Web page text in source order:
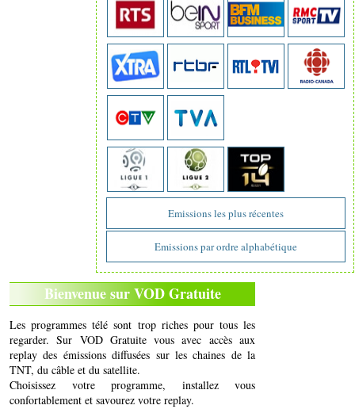
Emissions les plus récentes
Emissions par ordre alphabétique
Bienvenue sur VOD Gratuite
Les programmes télé sont trop riches pour tous les
regarder. Sur VOD Gratuite vous avec accès aux
replay des émissions diffusées sur les chaines de la
TNT, du câble et du satellite.
Choisissez votre programme, installez vous
confortablement et savourez votre replay.